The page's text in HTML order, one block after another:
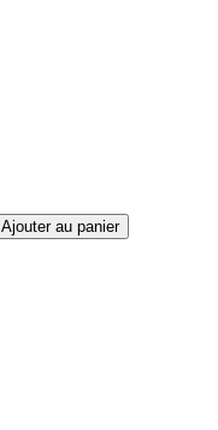
Ajouter au panier